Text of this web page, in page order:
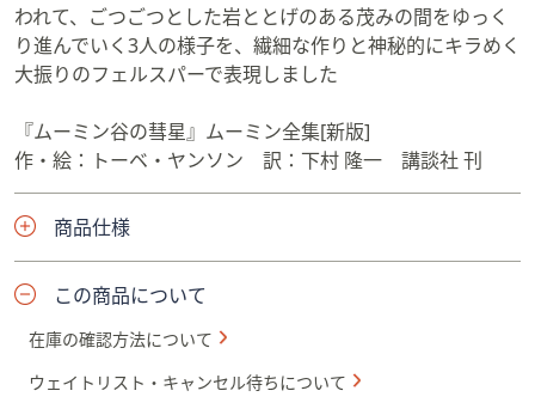
われて、ごつごつとした岩ととげのある茂みの間をゆっく
り進んでいく3人の様子を、繊細な作りと神秘的にキラめく
大振りのフェルスパーで表現しました
『ムーミン谷の彗星』ムーミン全集[新版]
作・絵：トーベ・ヤンソン 訳：下村 隆一 講談社 刊
商品仕様
この商品について
在庫の確認方法について
ウェイトリスト・キャンセル待ちについて